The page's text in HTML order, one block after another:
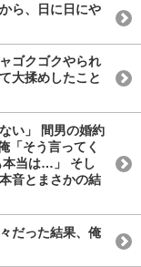
ら、日に日にや
ゴクゴクやられ
大揉めしたこと
い」 間男の婚約
そう言ってく
本当は…」 そし
音とまさかの結
だった結果、俺